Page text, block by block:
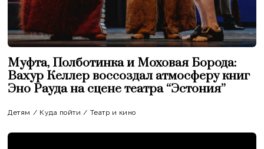
Муфта, Полботинка и Моховая Борода:
Вахур Келлер воссоздал атмосферу книг
Эно Рауда на сцене театра “Эстония”
Детям / Куда пойти / Театр и кино